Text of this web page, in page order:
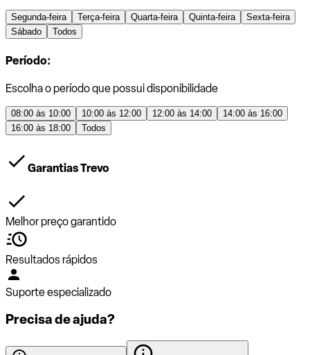
Segunda-feira Terça-feira Quarta-feira Quinta-feira
Sexta-feira
Sábado
Todos
Período:
Escolha o período que possui disponibilidade
08:00 às 10:00 10:00 às 12:00 12:00 às 14:00
14:00 às 16:00
16:00 às 18:00
Todos
Garantias Trevo
Melhor preço garantido
Resultados rápidos
Suporte especializado
Precisa de ajuda?